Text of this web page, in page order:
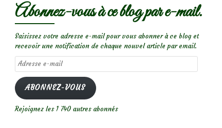
Abonnez-vous à ce blog par e-mail.
Saisissez votre adresse e-mail pour vous abonner à ce blog et
recevoir une notification de chaque nouvel article par email.
Adresse
e-
mail
ABONNEZ-VOUS
Rejoignez les 1 740 autres abonnés